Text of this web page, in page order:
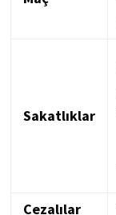
Sakatlıklar
Cezalılar